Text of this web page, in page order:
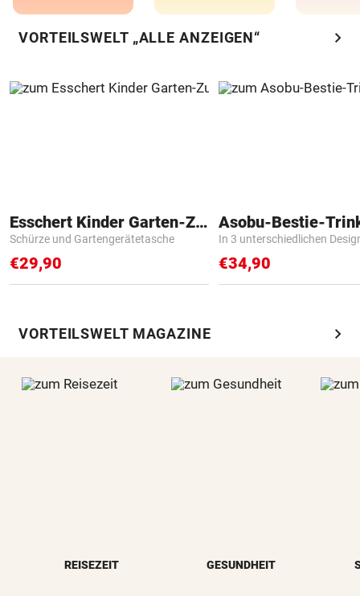
VORTEILSWELT „ALLE ANZEIGEN“ chevron_right
Esschert Kinder Garten-Zubehör
Schürze und Gartengerätetasche
€29,90
Asobu-Bestie-
In 3 unterschiedlichen
€34,90
VORTEILSWELT MAGAZINE chevron_right
REISEZEIT GESUNDHEIT